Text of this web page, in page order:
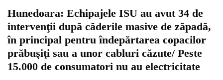
Hunedoara: Echipajele ISU au avut 34 de
intervenţii după căderile masive de zăpadă,
în principal pentru îndepărtarea copacilor
prăbuşiţi sau a unor cabluri căzute/ Peste
15.000 de consumatori nu au electricitate